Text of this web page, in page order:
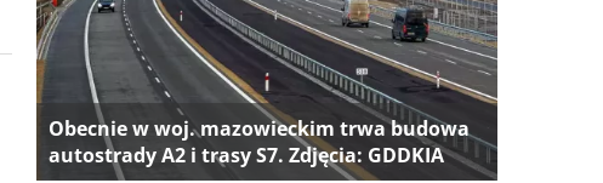
Obecnie w woj. mazowieckim trwa budowa
autostrady A2 i trasy S7. Zdjęcia: GDDKIA